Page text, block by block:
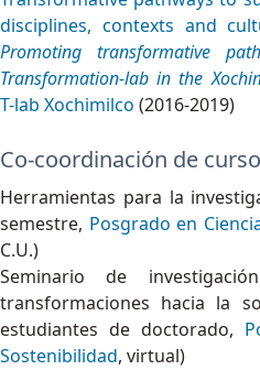
disciplines, contexts and
Promoting transformative
Transformation-lab in the
T-lab Xochimilco (2016-2019)
Co-coordinación de
Herramientas para la
semestre, Posgrado en
C.U.)
Seminario de
transformaciones hacia la
estudiantes de doctorado,
Sostenibilidad, virtual)